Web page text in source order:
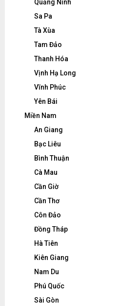
Quảng Ninh
Sa Pa
Tà Xùa
Tam Đảo
Thanh Hóa
Vịnh Hạ Long
Vĩnh Phúc
Yên Bái
Miền Nam
An Giang
Bạc Liêu
Bình Thuận
Cà Mau
Cần Giờ
Cần Thơ
Côn Đảo
Đồng Tháp
Hà Tiên
Kiên Giang
Nam Du
Phú Quốc
Sài Gòn